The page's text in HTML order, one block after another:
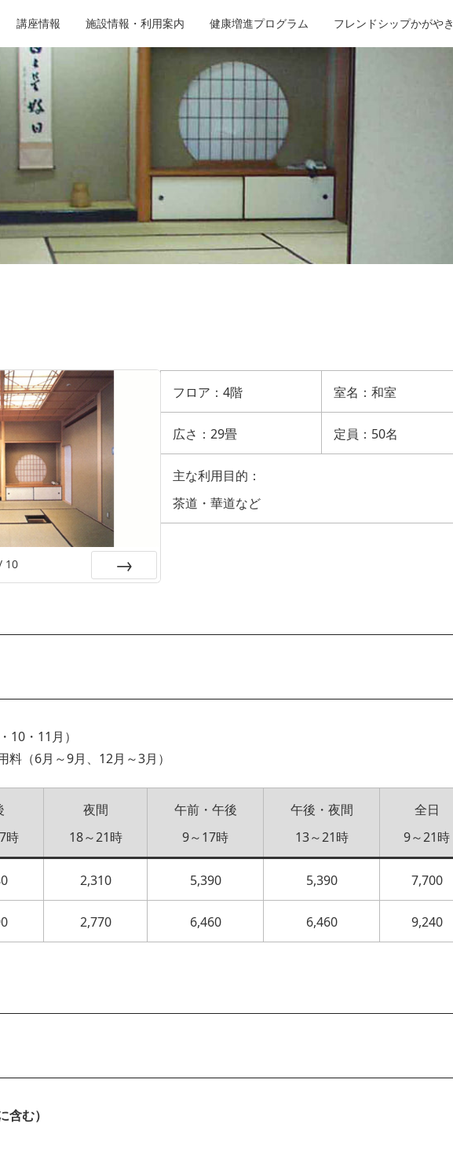
講座情報 施設情報・利用案内 健康増進プログラム フレンドシップかがやき
10
フロア：4階 室名：和室
広さ：29畳 定員：50名
主な利用目的：
茶道・華道など
10・11月）
（6月～9月、12月～3月）
時
夜間
18～21時
午前・午後
9～17時
午後・夜間
13～21時
全日
9～21時
2,310 5,390 5,390 7,700
2,770 6,460 6,460 9,240
含む）